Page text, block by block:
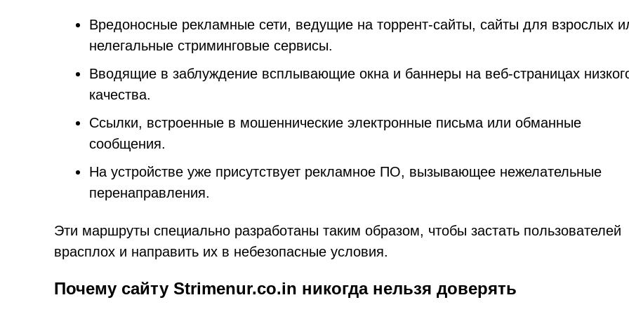
Вредоносные рекламные сети, ведущие на торрент-сайты, сайты для взрослых
нелегальные стриминговые сервисы.
Вводящие в заблуждение всплывающие окна и баннеры на веб-страницах
качества.
Ссылки, встроенные в мошеннические электронные письма или обманные
сообщения.
На устройстве уже присутствует рекламное ПО, вызывающее нежелательные
перенаправления.
Эти маршруты специально разработаны таким образом, чтобы застать пользователей
врасплох и направить их в небезопасные условия.
Почему сайту Strimenur.co.in никогда нельзя доверять